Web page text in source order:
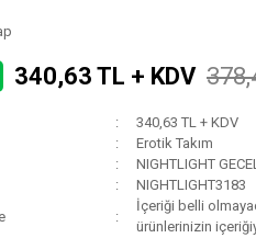
340,63 TL + KDV
340,63 TL + KDV
Erotik Takım
NIGHTLIGHT
NIGHTLIGHT3183
İçeriği belli
ürünlerinizin